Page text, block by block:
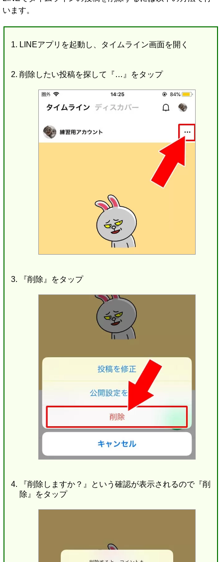
います。
LINEアプリを起動し、タイムライン画面を開く
削除したい投稿を探して『…』をタップ
『削除』をタップ
『削除しますか？』という確認が表示されるので『削
除』をタップ